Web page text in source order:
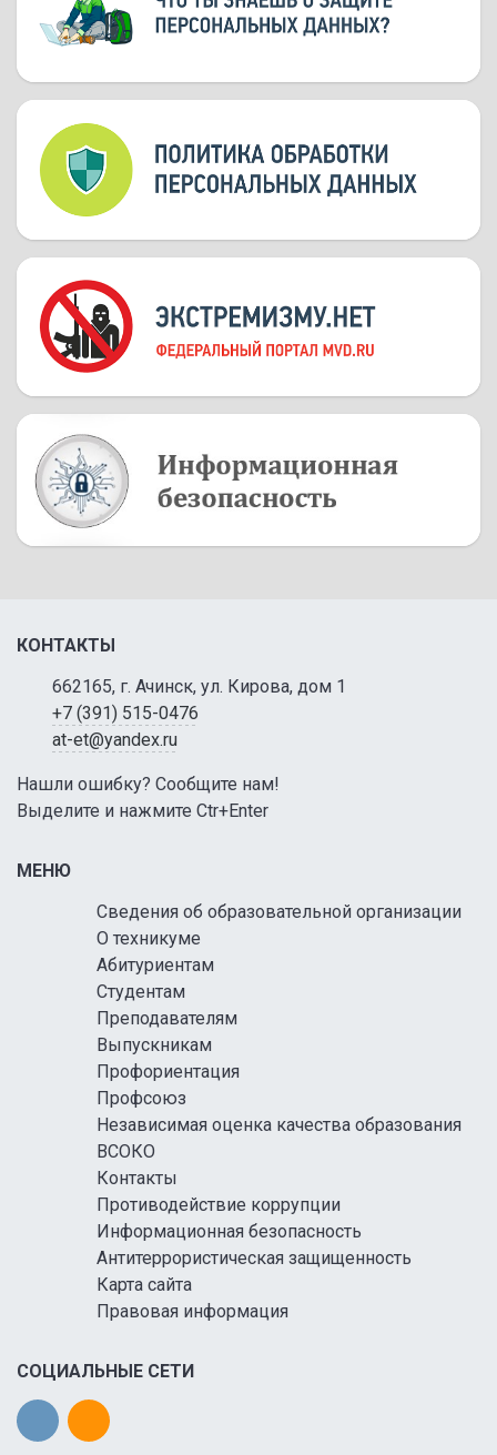
КОНТАКТЫ
662165, г. Ачинск, ул. Кирова, дом 1
+7 (391) 515-0476
at-et@yandex.ru
Нашли ошибку? Сообщите нам!
Выделите и нажмите Ctr+Enter
МЕНЮ
Сведения об образовательной организации
О техникуме
Абитуриентам
Студентам
Преподавателям
Выпускникам
Профориентация
Профсоюз
Независимая оценка качества образования
ВСОКО
Контакты
Противодействие коррупции
Информационная безопасность
Антитеррористическая защищенность
Карта сайта
Правовая информация
СОЦИАЛЬНЫЕ СЕТИ